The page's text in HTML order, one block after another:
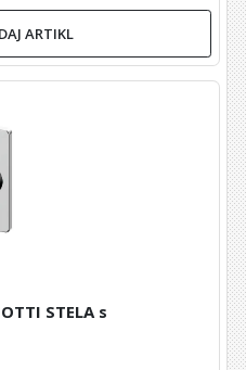
ARTIKL
STELA s